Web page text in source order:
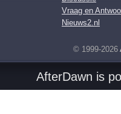
Vraag en
Nieuws2.nl
© 1999-2026
AfterDawn is